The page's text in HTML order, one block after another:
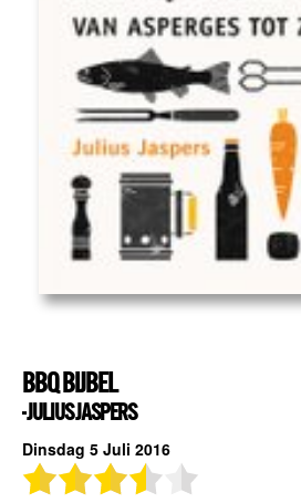
BBQ BIJBEL
- JULIUS JASPERS
Dinsdag 5 Juli 2016